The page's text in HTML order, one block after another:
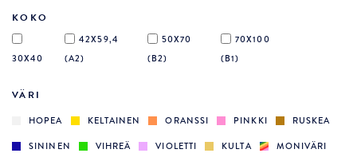
KOKO
30X40
42X59,4
(A2)
50X70
(B2)
70X100
(B1)
VÄRI
HOPEA KELTAINEN ORANSSI PINKKI RUSKEA
SININEN VIHREÄ VIOLETTI KULTA MONIVÄRI